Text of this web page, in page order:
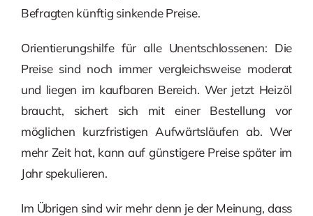
Befragten künftig sinkende Preise.
Orientierungshilfe für alle Unentschlossenen: Die
Preise sind noch immer vergleichsweise moderat
und liegen im kaufbaren Bereich. Wer jetzt Heizöl
braucht, sichert sich mit einer Bestellung vor
möglichen kurzfristigen Aufwärtsläufen ab. Wer
mehr Zeit hat, kann auf günstigere Preise später im
Jahr spekulieren.
Im Übrigen sind wir mehr denn je der Meinung, dass